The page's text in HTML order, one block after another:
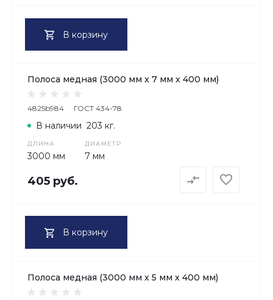
В корзину
Полоса медная (3000 мм х 7 мм х 400 мм)
4825b984 ГОСТ 434-78
ДЛИНА
3000 мм
ДИАМЕТР
7 мм
В наличии 203 кг.
405 руб.
В корзину
Полоса медная (3000 мм х 5 мм х 400 мм)